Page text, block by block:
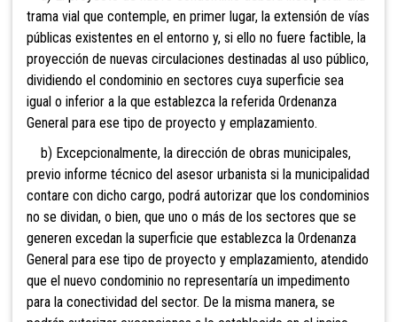
trama vial que contemple, en primer lugar, la extensión de vías
públicas existentes en el entorno y, si ello no fuere factible, la
proyección de nuevas circulaciones destinadas al uso público,
dividiendo el condominio en sectores cuya superficie sea
igual o inferior a la que establezca la referida Ordenanza
General para ese tipo de proyecto y emplazamiento.
b) Excepcionalmente, la dirección de obras municipales,
previo informe técnico del asesor urbanista si la municipalidad
contare con dicho cargo, podrá autorizar que los condominios
no se dividan, o bien, que uno o más de los sectores que se
generen excedan la superficie que establezca la Ordenanza
General para ese tipo de proyecto y emplazamiento, atendido
que el nuevo condominio no representaría un impedimento
para la conectividad del sector. De la misma manera, se